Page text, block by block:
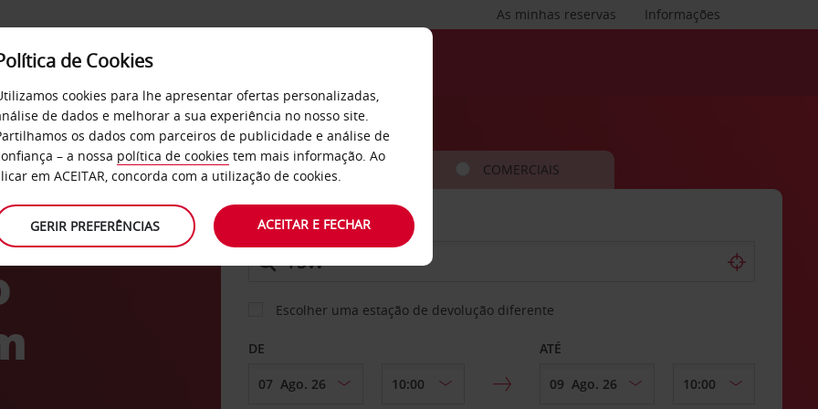
Informações
As minhas reservas
SERVIÇOS EMPRESAS
CARRO COMERCIAIS
LEVANTAR EM
Escolher uma estação de devolução diferente
DE ATÉ
de Cookies
cookies para lhe apresentar ofertas personalizadas,
de dados e melhorar a sua experiência no nosso site.
os dados com parceiros de publicidade e análise de
– a nossa política de cookies tem mais informação. Ao
em ACEITAR, concorda com a utilização de cookies.
GERIR PREFERÊNCIAS ACEITAR E FECHAR